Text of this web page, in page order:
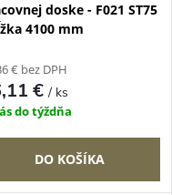
doske - F021 ST75
4100 mm
€ bez DPH
€/ ks
do týždňa
DO KOŠÍKA